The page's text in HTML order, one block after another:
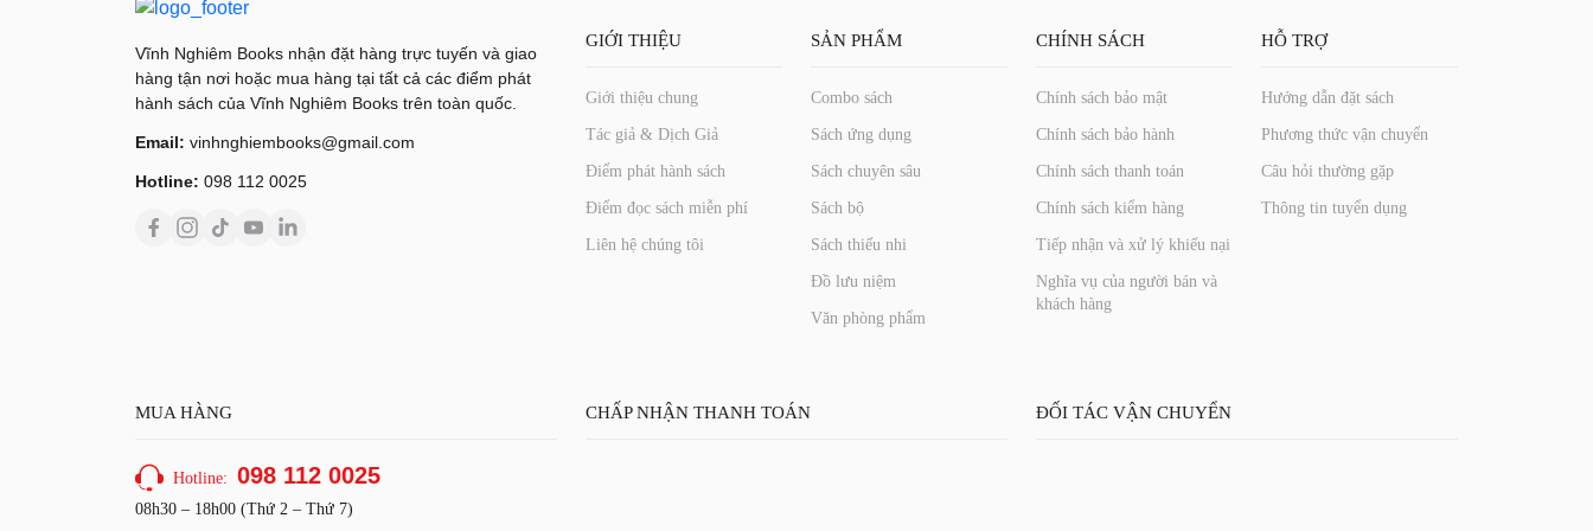
Vĩnh Nghiêm Books nhận đặt hàng trực tuyến và giao
hàng tận nơi hoặc mua hàng tại tất cả các điểm phát
hành sách của Vĩnh Nghiêm Books trên toàn quốc.
Email: vinhnghiembooks@gmail.com
Hotline: 098 112 0025
GIỚI THIỆU
Giới thiệu chung
Tác giả & Dịch Giả
Điểm phát hành sách
Điểm đọc sách miễn phí
Liên hệ chúng tôi
SẢN PHẨM
Combo sách
Sách ứng dụng
Sách chuyên sâu
Sách bộ
Sách thiếu nhi
Đồ lưu niệm
Văn phòng phẩm
CHÍNH SÁCH
Chính sách bảo mật
Chính sách bảo hành
Chính sách thanh toán
Chính sách kiểm hàng
Tiếp nhận và xử lý khiếu nại
Nghĩa vụ của người bán và
khách hàng
HỖ TRỢ
Hướng dẫn đặt sách
Phương thức vận chuyển
Câu hỏi thường gặp
Thông tin tuyển dụng
MUA HÀNG
Hotline: 098 112 0025
08h30 – 18h00 (Thứ 2 – Thứ 7)
CHẤP NHẬN THANH TOÁN ĐỐI TÁC VẬN CHUYỂN